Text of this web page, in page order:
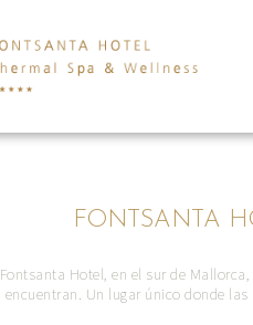
FONTSANTA
Fontsanta Hotel, en el sur de
encuentran. Un lugar único donde